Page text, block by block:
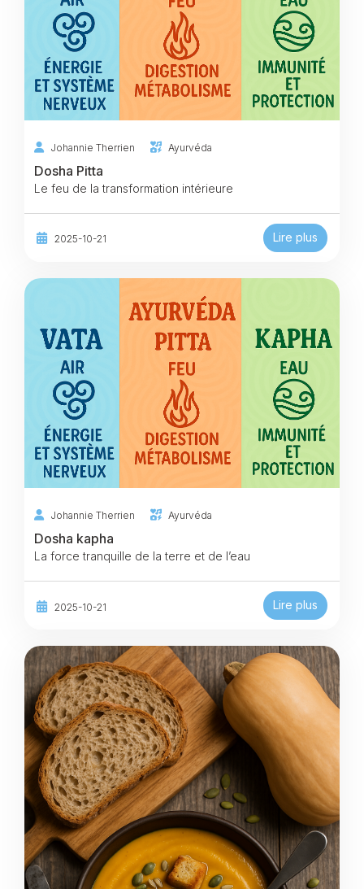
Johannie Therrien Ayurvéda
Dosha Pitta
Le feu de la transformation intérieure
2025-10-21 Lire plus
Johannie Therrien Ayurvéda
Dosha kapha
La force tranquille de la terre et de l’eau
2025-10-21 Lire plus